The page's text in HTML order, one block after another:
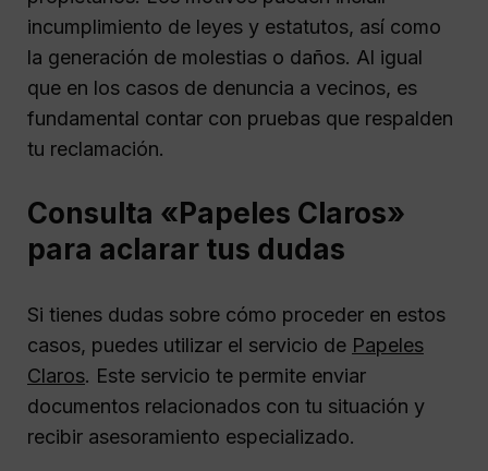
incumplimiento de leyes y estatutos, así como
la generación de molestias o daños. Al igual
que en los casos de denuncia a vecinos, es
fundamental contar con pruebas que respalden
tu reclamación.
Consulta «Papeles Claros»
para aclarar tus dudas
Si tienes dudas sobre cómo proceder en estos
casos, puedes utilizar el servicio de Papeles
Claros. Este servicio te permite enviar
documentos relacionados con tu situación y
recibir asesoramiento especializado.